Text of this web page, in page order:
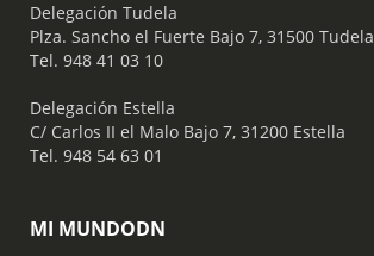
​ Delegación Tudela
Plza. Sancho el Fuerte Bajo 7, 31500 Tudela
Tel. 948 41 03 10
​ Delegación Estella
C/ Carlos II el Malo Bajo 7, 31200 Estella
Tel. 948 54 63 01
MI MUNDODN